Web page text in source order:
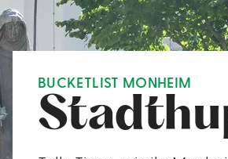
BUCKETLIST MONHEIM